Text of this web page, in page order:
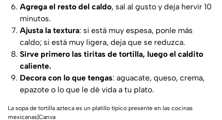
Agrega el resto del caldo, sal al gusto y deja hervir 10
minutos.
Ajusta la textura: si está muy espesa, ponle más
caldo; si está muy ligera, deja que se reduzca.
Sirve primero las tiritas de tortilla, luego el caldito
caliente.
Decora con lo que tengas: aguacate, queso, crema,
epazote o lo que le dé vida a tu plato.
La sopa de tortilla azteca es un platillo típico presente en las cocinas
mexicanas|Canva